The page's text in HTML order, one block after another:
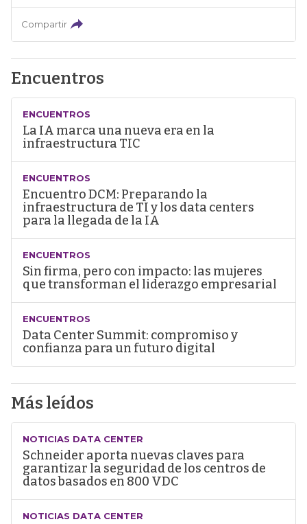
Compartir
Encuentros
ENCUENTROS
La IA marca una nueva era en la
infraestructura TIC
ENCUENTROS
Encuentro DCM: Preparando la
infraestructura de TI y los data centers
para la llegada de la IA
ENCUENTROS
Sin firma, pero con impacto: las mujeres
que transforman el liderazgo empresarial
ENCUENTROS
Data Center Summit: compromiso y
confianza para un futuro digital
Más leídos
NOTICIAS DATA CENTER
Schneider aporta nuevas claves para
garantizar la seguridad de los centros de
datos basados en 800 VDC
NOTICIAS DATA CENTER